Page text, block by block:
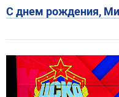
С днем рождения,